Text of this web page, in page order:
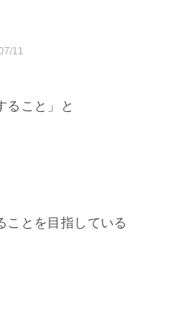
11
ること」と
ことを目指している